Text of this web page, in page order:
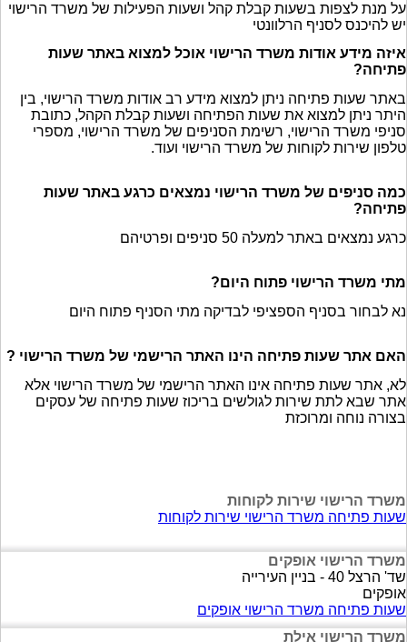
על מנת לצפות בשעות קבלת קהל ושעות הפעילות של משרד הרישוי
יש להיכנס לסניף הרלוונטי
איזה מידע אודות משרד הרישוי אוכל למצוא באתר שעות
פתיחה?
באתר שעות פתיחה ניתן למצוא מידע רב אודות משרד הרישוי, בין
היתר ניתן למצוא את שעות הפתיחה ושעות קבלת הקהל, כתובת
סניפי משרד הרישוי, רשימת הסניפים של משרד הרישוי, מספרי
טלפון שירות לקוחות של משרד הרישוי ועוד.
כמה סניפים של משרד הרישוי נמצאים כרגע באתר שעות
פתיחה?
כרגע נמצאים באתר למעלה 50 סניפים ופרטיהם
מתי משרד הרישוי פתוח היום?
נא לבחור בסניף הספציפי לבדיקה מתי הסניף פתוח היום
האם אתר שעות פתיחה הינו האתר הרישמי של משרד הרישוי ?
לא, אתר שעות פתיחה אינו האתר הרישמי של משרד הרישוי אלא
אתר שבא לתת שירות לגולשים בריכוז שעות פתיחה של עסקים
בצורה נוחה ומרוכזת
משרד הרישוי שירות לקוחות
שעות פתיחה משרד הרישוי שירות לקוחות
משרד הרישוי אופקים
שד' הרצל 40 - בניין העירייה
אופקים
שעות פתיחה משרד הרישוי אופקים
משרד הרישוי אילת